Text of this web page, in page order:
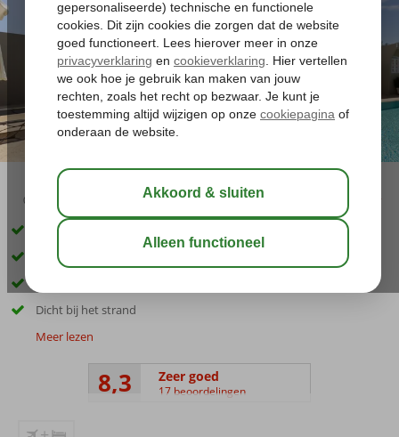
03:05
Vlak bij het bruisende Laganas
Ruime appartementen
Dicht bij het strand
Meer lezen
8,3 Zeer goed
17 beoordelingen